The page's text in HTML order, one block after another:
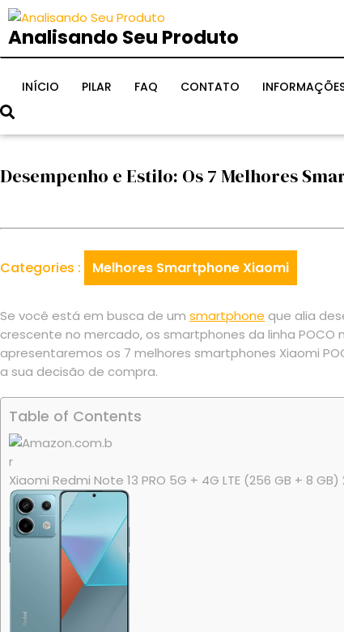
Skip
content
Analisando Seu Produto
INÍCIO PILAR FAQ CONTATO
Desempenho e Estilo: Os 7 Melhores
Categories : Melhores Smartphone Xiaomi
Se você está em busca de um smartphone que alia
crescente no mercado, os smartphones da linha
apresentaremos os 7 melhores smartphones Xiaomi
a sua decisão de compra.
Table of Contents
Xiaomi Redmi Note 13 PRO 5G + 4G LTE (256 GB + 8